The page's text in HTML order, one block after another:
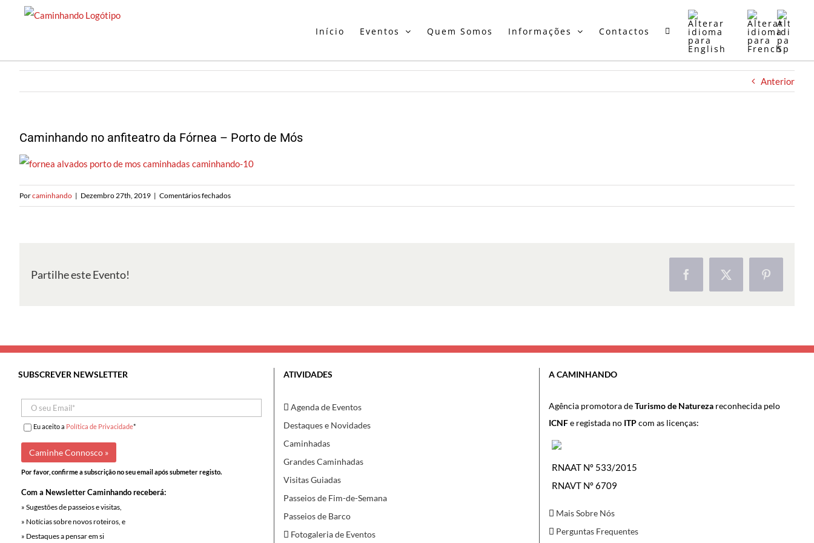
conteúdo
Início Eventos Quem Somos Informações Contactos
Anterior
Caminhando no anfiteatro da Fórnea – Porto de Mós
Porcaminhando | Dezembro 27th, 2019 | Comentários fechadosem
Caminhando
Partilhe este Evento! FacebookX Pinterest
SUBSCREVER NEWSLETTER
Eu aceito a Política de Privacidade*
Por favor, confirme a subscrição no seu email após submeter registo.
Com a Newsletter Caminhando receberá:
» Sugestões de passeios e visitas,
» Notícias sobre novos roteiros, e
» Destaques a pensar em si
ATIVIDADES
Agenda de Eventos
Destaques e Novidades
Caminhadas
Grandes Caminhadas
Visitas Guiadas
Passeios de Fim-de-Semana
Passeios de Barco
Fotogaleria de Eventos
A CAMINHANDO
Agência promotora deTurismo de Natureza reconhecida pelo
ICNFe registada no ITPcom as licenças:
RNAAT Nº 533/2015
RNAVT Nº 6709
Mais Sobre Nós
Perguntas Frequentes